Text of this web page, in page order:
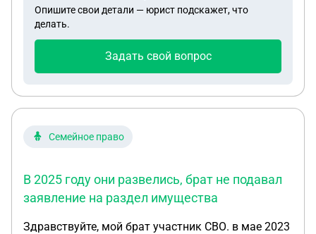
Опишите свои детали — юрист подскажет, что
делать.
Задать свой вопрос
Семейное право
В 2025 году они развелись, брат не подавал
заявление на раздел имущества
Здравствуйте, мой брат участник СВО. в мае 2023